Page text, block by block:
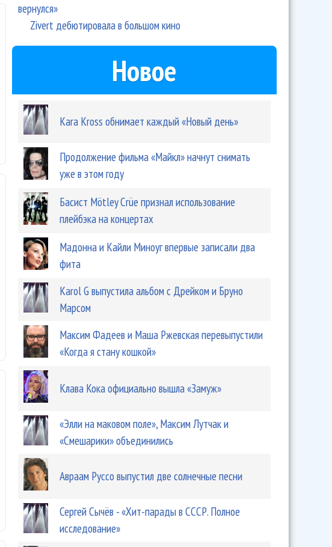
о Жанна Фриске станет проводницей в "Иронии судьбы-2"
о Александр Барыкин отпразднует 55-летие
о Юта выпустит новый альбом в апреле
вернулся»
Zivert дебютировала в большом кино
Новое
Kara Kross обнимает каждый «Новый день»
Продолжение фильма «Майкл» начнут снимать
уже в этом году
Басист Mötley Crüe признал использование
плейбэка на концертах
Мадонна и Кайли Миноуг впервые записали два
фита
Karol G выпустила альбом с Дрейком и Бруно
Марсом
Максим Фадеев и Маша Ржевская перевыпустили
«Когда я стану кошкой»
Клава Кока официально вышла «Замуж»
«Элли на маковом поле», Максим Лутчак и
«Смешарики» объединились
Авраам Руссо выпустил две солнечные песни
Сергей Сычёв - «Хит-парады в СССР. Полное
исследование»